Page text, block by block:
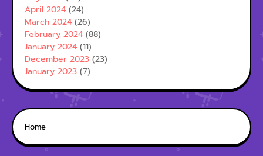
April 2024 (24)
March 2024 (26)
February 2024 (88)
January 2024 (11)
December 2023 (23)
January 2023 (7)
Home